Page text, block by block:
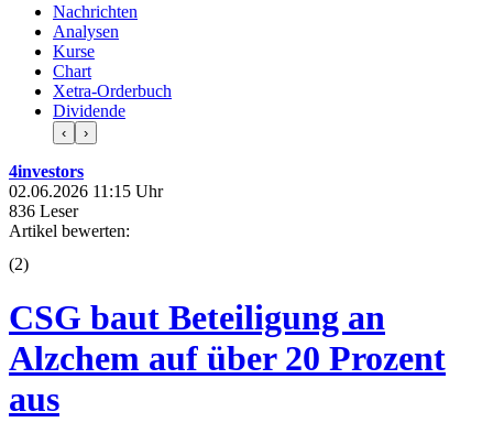
Nachrichten
Analysen
Kurse
Chart
Xetra-Orderbuch
Dividende
‹ ›
4investors
02.06.2026 11:15 Uhr
836 Leser
Artikel bewerten:
(2)
CSG baut Beteiligung an
Alzchem auf über 20 Prozent
aus